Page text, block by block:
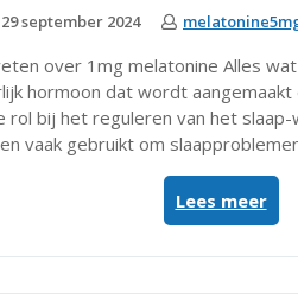
29 september 2024
over 1mg melatonine Alles
hormoon dat wordt
bij het reguleren van het slaap-
vaak gebruikt om
Lees meer
wat
je